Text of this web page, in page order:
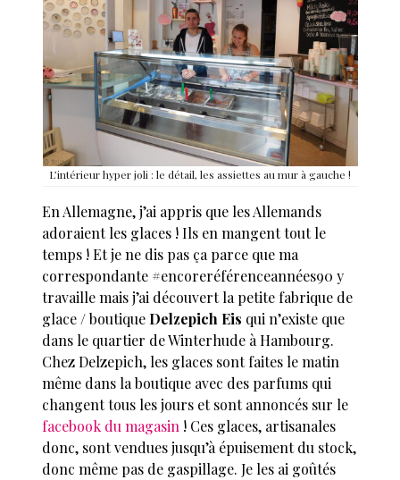
L’intérieur hyper joli : le détail, les assiettes au mur à gauche !
En Allemagne, j’ai appris que les Allemands
adoraient les glaces ! Ils en mangent tout le
temps ! Et je ne dis pas ça parce que ma
correspondante #encoreréférenceannées90 y
travaille mais j’ai découvert la petite fabrique de
glace / boutique Delzepich Eis qui n’existe que
dans le quartier de Winterhude à Hambourg.
Chez Delzepich, les glaces sont faites le matin
même dans la boutique avec des parfums qui
changent tous les jours et sont annoncés sur le
facebook du magasin ! Ces glaces, artisanales
donc, sont vendues jusqu’à épuisement du stock,
donc même pas de gaspillage. Je les ai goûtés